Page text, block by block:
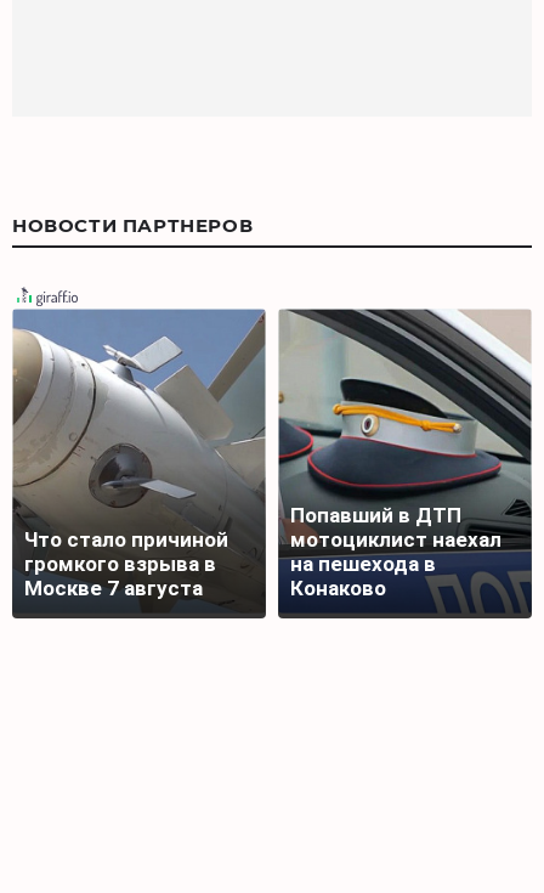
НОВОСТИ ПАРТНЕРОВ
Что стало причиной
громкого взрыва в
Москве 7 августа
Попавший в ДТП
мотоциклист наехал
на пешехода в
Конаково